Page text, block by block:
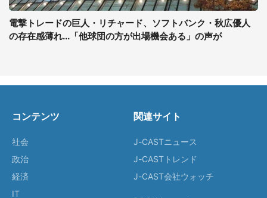
電撃トレードの巨人・リチャード、ソフトバンク・秋広優人
の存在感薄れ...「他球団の方が出場機会ある」の声が
コンテンツ
社会
政治
経済
IT
関連サイト
J-CASTニュース
J-CASTトレンド
J-CAST会社ウォッチ